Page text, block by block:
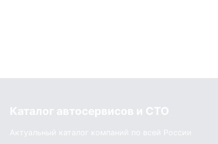
Каталог автосервисов и СТО
Актуальный каталог компаний по всей России